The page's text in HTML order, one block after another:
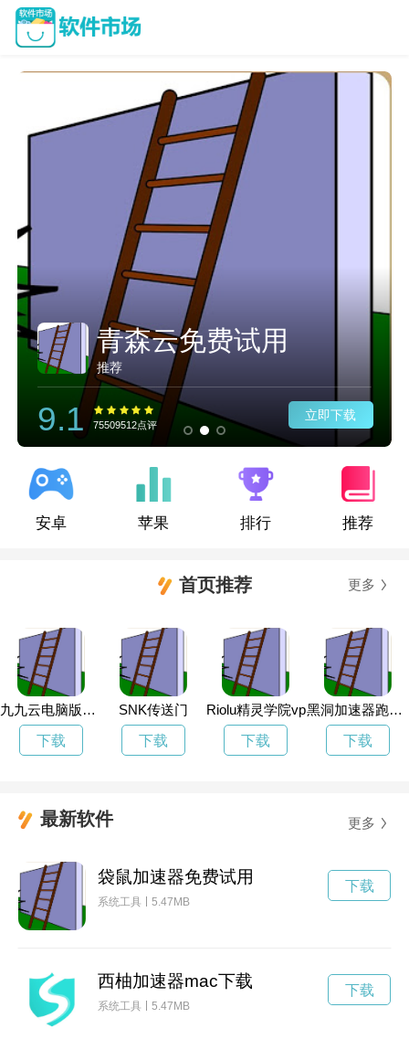
青森云免费试用
推荐
9.1 75509512点评
立即下载
安卓 苹果 排行 推荐
首页推荐 更多
九九云电脑版下载
下载
SNK传送门
下载
Riolu精灵学院vp
下载
黑洞加速器跑路了
下载
最新软件 更多
袋鼠加速器免费试用
系统工具 5.47MB
下载
西柚加速器mac下载
系统工具 5.47MB
下载